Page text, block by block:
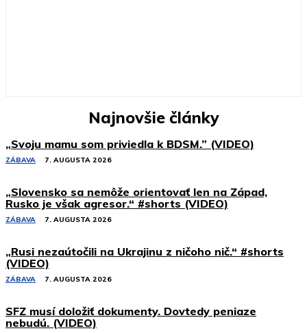
Najnovšie články
„Svoju mamu som priviedla k BDSM.” (VIDEO)
ZÁBAVA 7. AUGUSTA 2026
„Slovensko sa nemôže orientovať len na Západ,
Rusko je však agresor.“ #shorts (VIDEO)
ZÁBAVA 7. AUGUSTA 2026
„Rusi nezaútočili na Ukrajinu z ničoho nič.“ #shorts
(VIDEO)
ZÁBAVA 7. AUGUSTA 2026
SFZ musí doložiť dokumenty. Dovtedy peniaze
nebudú. (VIDEO)